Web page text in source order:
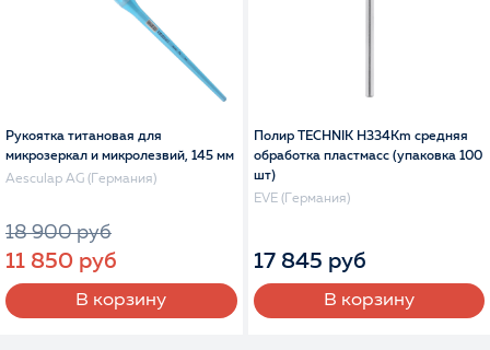
Рукоятка титановая для
микрозеркал и микролезвий, 145 мм
Aesculap AG (Германия)
18 900 руб
11 850 руб
В корзину
Полир TECHNIK H334Km средняя
обработка пластмасс (упаковка 100
шт)
EVE (Германия)
17 845 руб
В корзину